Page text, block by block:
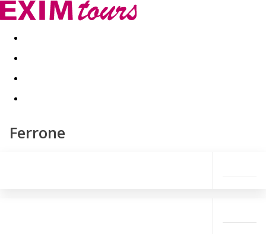
Akční nabídky Last minute
Ferrone